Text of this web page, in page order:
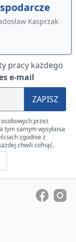
Kasprzak
pracy każdego
e-mail
ZAPISZ
przez
tym samym wysyłania
zgodnie z
chwili cofnąć.